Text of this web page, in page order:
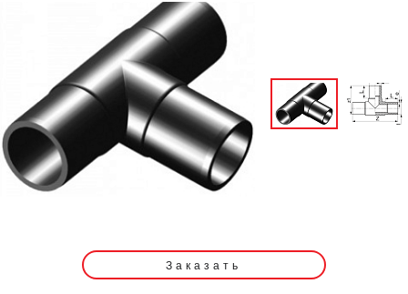
Заказать